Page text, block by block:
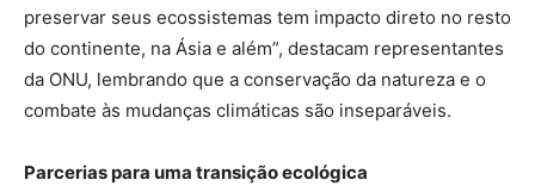
preservar seus ecossistemas tem impacto direto no resto
do continente, na Ásia e além”, destacam representantes
da ONU, lembrando que a conservação da natureza e o
combate às mudanças climáticas são inseparáveis.
Parcerias para uma transição ecológica